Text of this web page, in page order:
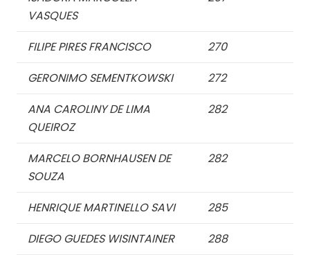
VASQUES
FILIPE PIRES FRANCISCO
270
GERONIMO SEMENTKOWSKI
272
ANA CAROLINY DE LIMA
QUEIROZ
282
MARCELO BORNHAUSEN DE
SOUZA
282
HENRIQUE MARTINELLO SAVI
285
DIEGO GUEDES WISINTAINER
288